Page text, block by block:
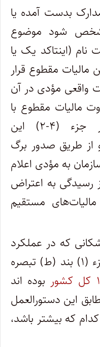
بدست آمده یا
شود موضوع
نام (اینتاکد یک یا
مالیات مقطوع قرار
واقعی مؤدی در آن
مالیات مقطوع با
رعایت نصاب مذکور در جزء (۴-۲) این
از طریق صدور برگ
به مؤدی اعلام
رسیدگی به اعتراض
مستقیم
که در عملکرد
سال ۱۴۰۲ مشمول حکم جزء (۱) بند (ط) تبصره
بوده اند
این دستورالعمل
که بیشتر باشد،